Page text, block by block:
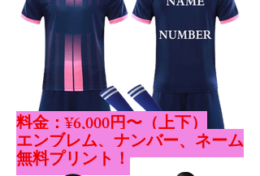
​料金：¥6,000円〜（上下）
​エンブレム、ナンバー、ネーム
無料プリント！